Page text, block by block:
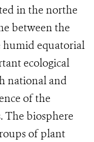
in the northe
between the
humid equatorial
ecological
national and
of the
The biosphere
of plant